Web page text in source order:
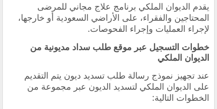
يقدم الديوان الملكي برنامج علاج مجاني للمرضى
المحتاجين والفقراء، على الأراضي السعودية أو خارجها،
لإجراء العمليات وإجراء الفحوصات.
خطوات التسجيل عبر موقع طلب سداد مديونية من
الديوان الملكي
عند تجهيز نموذج رسالة طلب تسديد ديون يتم التقديم
على الديوان الملكي لتسديد الديون عبر مجموعة من
الخطوات التالية: